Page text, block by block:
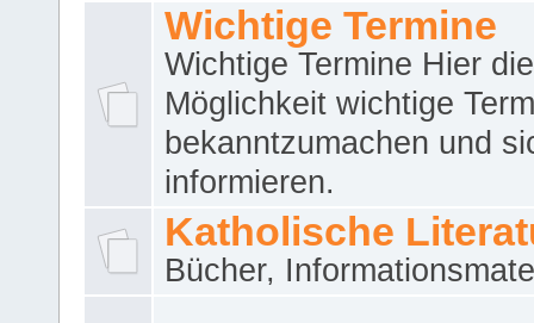
Wichtige Termine
Wichtige Termine Hier die
Möglichkeit wichtige
bekanntzumachen und
informieren.
Katholische
Bücher,